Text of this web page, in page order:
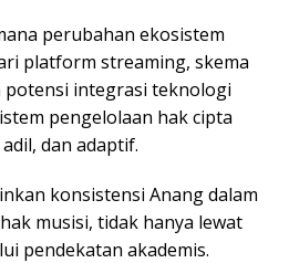
perubahan ekosistem
platform streaming, skema
potensi integrasi teknologi
pengelolaan hak cipta
dan adaptif.
konsistensi Anang dalam
musisi, tidak hanya lewat
pendekatan akademis.